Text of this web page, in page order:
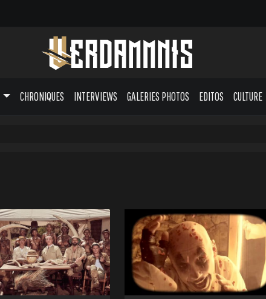
CHRONIQUES INTERVIEWS GALERIES PHOTOS EDITOS CULTURE